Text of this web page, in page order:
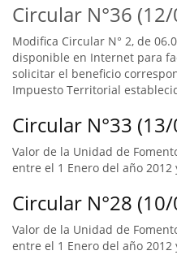
Circular N°36
Modifica Circular N° 2, de
disponible en Internet para
solicitar el beneficio
Impuesto Territorial
Circular N°33
Valor de la Unidad de
entre el 1 Enero del año 2012
Circular N°28
Valor de la Unidad de
entre el 1 Enero del año 2012